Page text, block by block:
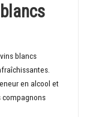
blancs
en alcool et